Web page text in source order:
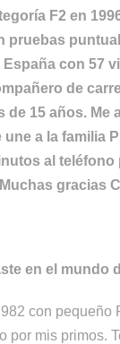
F2 en
pruebas
con 57
de
de 15 años. Me
une a la familia
al teléfono
gracias
en el mundo
con pequeño
por mis primos.